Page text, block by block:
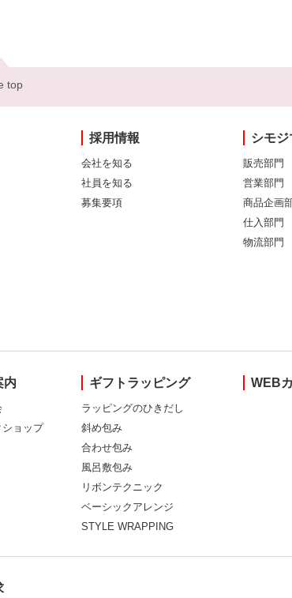
top
採用情報
会社を知る
社員を知る
募集要項
シモジ
販売部門
営業部門
商品企画
仕入部門
物流部門
内
ョップ
ギフトラッピング
ラッピングのひきだし
斜め包み
合わせ包み
風呂敷包み
リボンテクニック
ベーシックアレンジ
STYLE WRAPPING
WEB